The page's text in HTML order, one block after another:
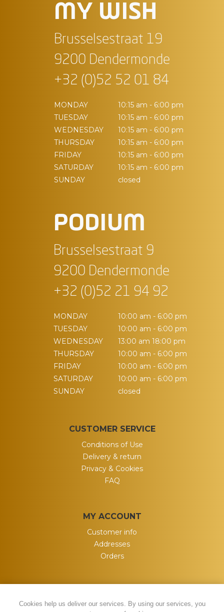
MY WISH
Brusselsestraat 19
9200 Dendermonde
+32 (0)52 52 01 84
MONDAY
10:15 am - 6:00 pm
TUESDAY
10:15 am - 6:00 pm
WEDNESDAY
10:15 am - 6:00 pm
THURSDAY
10:15 am - 6:00 pm
FRIDAY
10:15 am - 6:00 pm
SATURDAY
10:15 am - 6:00 pm
SUNDAY
closed
PODIUM
Brusselsestraat 9
9200 Dendermonde
+32 (0)52 21 94 92
MONDAY
10:00 am - 6:00 pm
TUESDAY
10:00 am - 6:00 pm
WEDNESDAY
13:00 am 18:00 pm
THURSDAY
10:00 am - 6:00 pm
FRIDAY
10:00 am - 6:00 pm
SATURDAY
10:00 am - 6:00 pm
SUNDAY
closed
CUSTOMER SERVICE
Conditions of Use
Delivery & return
Privacy & Cookies
FAQ
MY ACCOUNT
Customer info
Addresses
Orders
Cookies help us deliver our services. By using our services, you